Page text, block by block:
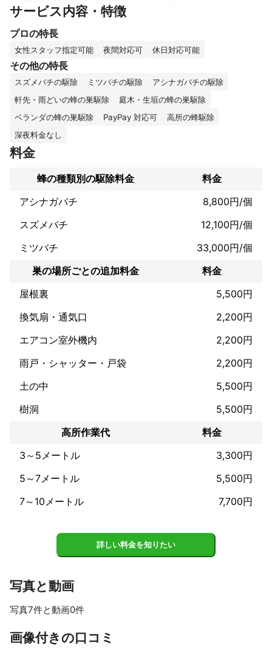
★口コミが100件以上！
90%以上の方から★5を頂いております。
★女性の作業員なので女性のお客様や一人のお客様でも安心して
いただけます！
★コミュニケーションを大事にしており、一人一人のお客様のお
話をしっかりお伺いいたします！
★幅広く身近な内容にもご相談させていただくことが可能です。
★小さな会社ですので、金額が他社より安いです。
★年内保証付き！
(同じ場所に巣を作られた場合、2回目以降何度でも無料で駆除を
行います)
ご状況やご要望は様々かと思いますので、まずはミツモアのチャ
ットよりお気軽にご連絡ください。
電話も大歓迎です。
1日に多くて7.8件回っております。
屋根裏、床下、コンクリートの壁の隙間からでてくる蜂を殺虫し
てから穴埋め作業。
畑の中の大スズメバチの駆除。
アピールポイント
アシナガバチでしたら、準備から駆除、片付けまで最速5分で作業
蜂が飛び回る前に殺虫してしまいますので、駆除中の被害を最小
が、当社は100%ありません。基本料金以外にかかる金額は全て提
示している通りです。(高所や屋根裏)電話で質問だけでも歓迎で
サービス内容・特徴
プロの特長
女性スタッフ指定可能 夜間対応可 休日対応可能
その他の特長
スズメバチの駆除 ミツバチの駆除
アシナガバチの駆除
軒先・雨どいの蜂の巣駆除
庭木・生垣の蜂の巣駆除
ベランダの蜂の巣駆除
PayPay 対応可
高所の蜂駆除
深夜料金なし
料金
蜂の種類別の駆除料金
料金
アシナガバチ
8,800円/個
スズメバチ
12,100円/個
ミツバチ
33,000円/個
巣の場所ごとの追加料金
料金
屋根裏
5,500円
換気扇・通気口
2,200円
エアコン室外機内
2,200円
雨戸・シャッター・戸袋
2,200円
土の中
5,500円
樹洞
5,500円
高所作業代
料金
3～5メートル
3,300円
5～7メートル
5,500円
7～10メートル
7,700円
詳しい料金を知りたい
写真と動画
写真7件と動画0件
画像付きの口コミ